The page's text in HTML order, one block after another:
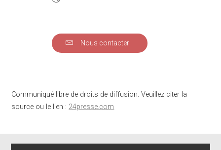
Nous contacter
Communiqué libre de droits de diffusion. Veuillez citer la
source ou le lien : 24presse.com